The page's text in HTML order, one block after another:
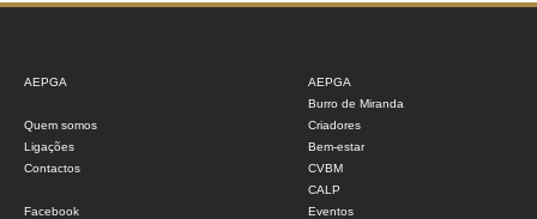
AEPGA
Quem somos
Ligações
Contactos
Facebook
AEPGA
Burro de Miranda
Criadores
Bem-estar
CVBM
CALP
Eventos